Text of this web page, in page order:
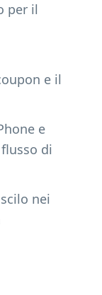
per il
e il
e
di
nei